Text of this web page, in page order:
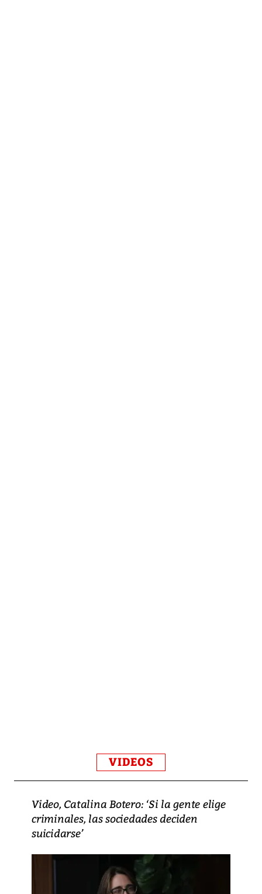
VIDEOS
Video, Catalina Botero: ‘Si la gente elige
criminales, las sociedades deciden
suicidarse’